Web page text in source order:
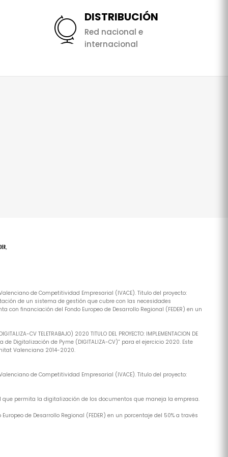
DISTRIBUCIÓN
Red nacional e
internacional
de Competitividad Empresarial (IVACE). Titulo del proyecto:
de un sistema de gestión que cubre con las necesidades
financiación del Fondo Europeo de Desarrollo Regional (FEDER) en un
CV TELETRABAJO) 2020 TITULO DEL PROYECTO: IMPLEMENTACION DE
de Digitalización de Pyme (DIGITALIZA-CV)” para el ejercicio 2020. Este
Valenciana 2014-2020.
de Competitividad Empresarial (IVACE). Titulo del proyecto:
permita la digitalización de los documentos que maneja la empresa.
de Desarrollo Regional (FEDER) en un porcentaje del 50% a través